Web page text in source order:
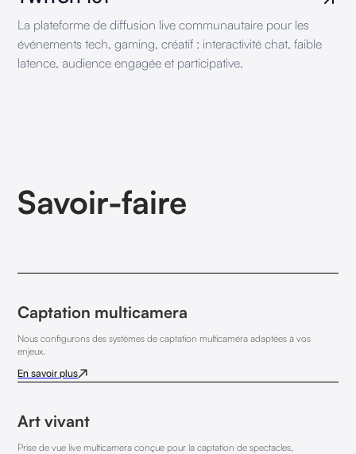
La plateforme de diffusion live communautaire pour les
événements tech, gaming, créatif : interactivité chat, faible
latence, audience engagée et participative.
Savoir-faire
Captation multicamera
Nous configurons des systèmes de captation multicaméra adaptées à vos
enjeux.
En savoir plus
Art vivant
Prise de vue live multicamera conçue pour la captation de spectacles,